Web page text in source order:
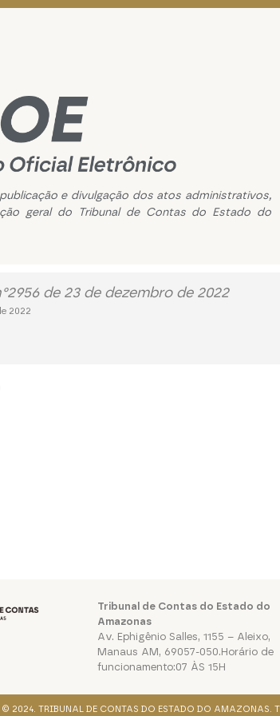
e divulgação dos atos administrativos,
geral do Tribunal de Contas do Estado do
de 23 de dezembro de 2022
2022
Tribunal de Contas do Estado do
Amazonas
Av. Ephigênio Salles, 1155 – Aleixo,
Manaus AM, 69057-050.Horário de
funcionamento:07 ÀS 15H
© 2024. TRIBUNAL DE CONTAS DO ESTADO DO AMAZONAS.